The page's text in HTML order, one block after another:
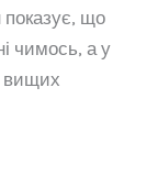
показує, що
чимось, а у
вищих